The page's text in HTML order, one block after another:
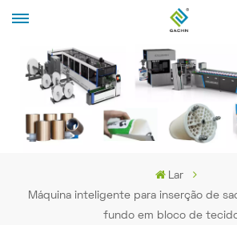
Lar
Máquina inteligente para inserção de
fundo em bloco de